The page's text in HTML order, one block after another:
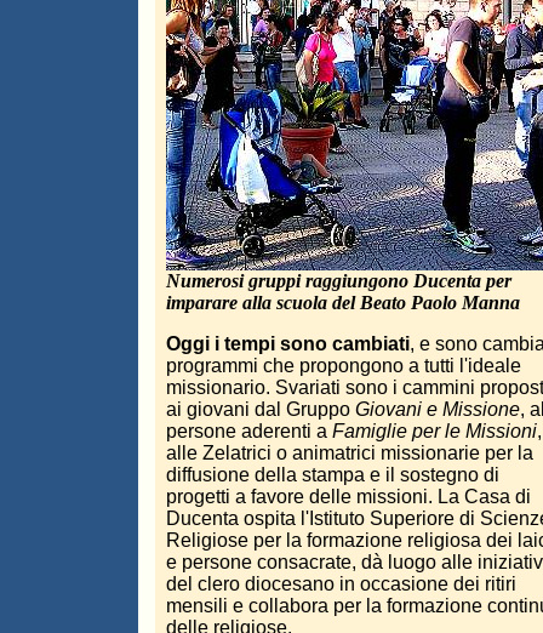
Numerosi gruppi raggiungono Ducenta per
imparare alla scuola del Beato Paolo Manna
Oggi i tempi sono cambiati, e sono
programmi che propongono a tutti l'ideale
missionario. Svariati sono i cammini
ai giovani dal Gruppo Giovani e Missione,
persone aderenti a Famiglie per le Missioni,
alle Zelatrici o animatrici missionarie per la
diffusione della stampa e il sostegno di
progetti a favore delle missioni. La Casa di
Ducenta ospita l'Istituto Superiore di
Religiose per la formazione religiosa dei
e persone consacrate, dà luogo alle
del clero diocesano in occasione dei ritiri
mensili e collabora per la formazione
delle religiose.